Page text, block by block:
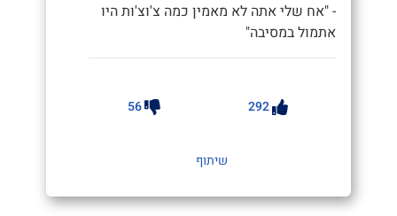
- "אח שלי אתה לא מאמין כמה צ'וצ'ות היו
אתמול במסיבה"
292
56
שיתוף